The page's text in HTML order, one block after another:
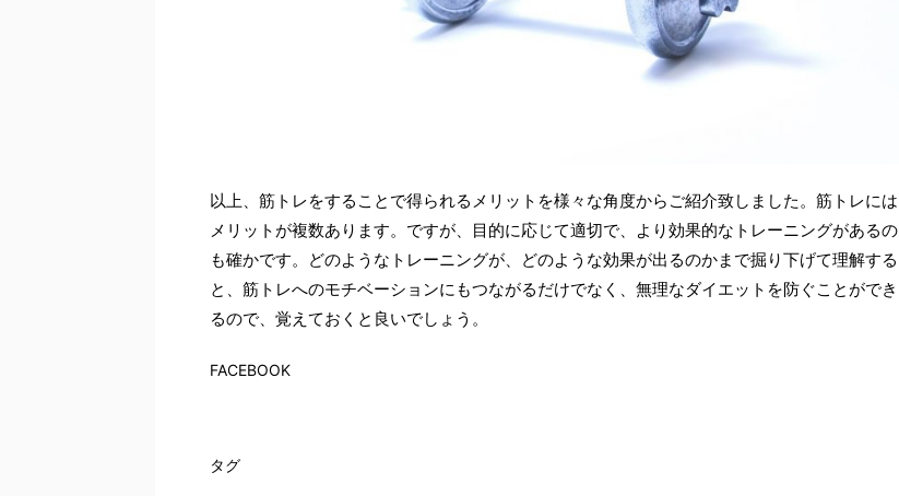
以上、筋トレをすることで得られるメリットを様々な角度からご紹介致しました。筋トレには
メリットが複数あります。ですが、目的に応じて適切で、より効果的なトレーニングがあるの
も確かです。どのようなトレーニングが、どのような効果が出るのかまで掘り下げて理解する
と、筋トレへのモチベーションにもつながるだけでなく、無理なダイエットを防ぐことができ
るので、覚えておくと良いでしょう。
FACEBOOK
タグ